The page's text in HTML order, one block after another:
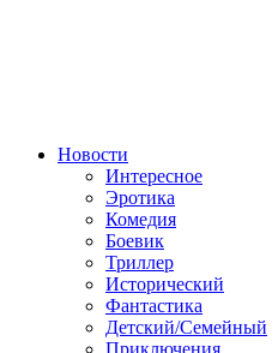
Новости
Интересное
Эротика
Комедия
Боевик
Триллер
Исторический
Фантастика
Детский/Семейный
Приключения